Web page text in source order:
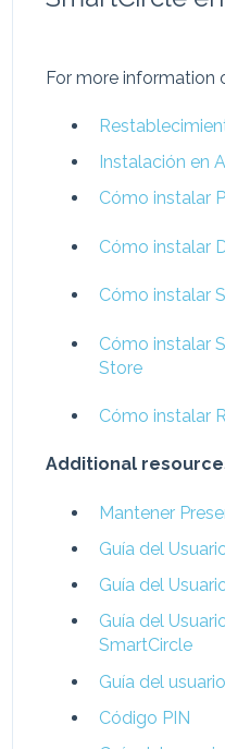
For more information
Instalación en
Cómo instalar
Cómo instalar
Cómo instalar
Cómo instalar
Store
Cómo instalar
Additional
Mantener
Guía del
Guía del
Guía del
SmartCircle
Guía del
Código PIN